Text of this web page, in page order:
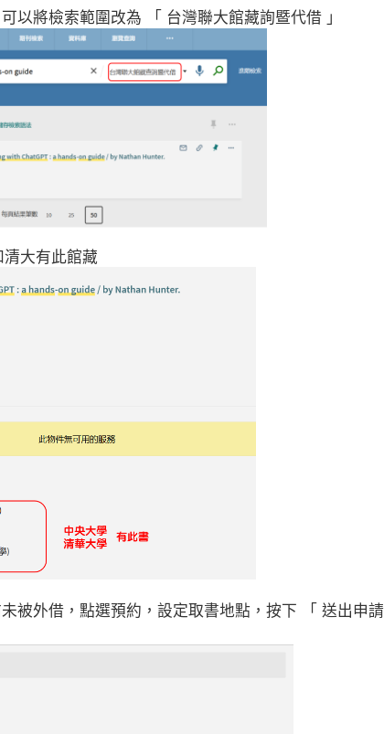
以將檢索範圍改為
「 台灣聯大館藏詢暨代借 」
大有此館藏
被外借，點選預約，設定取書地點，按下 「 送出申請